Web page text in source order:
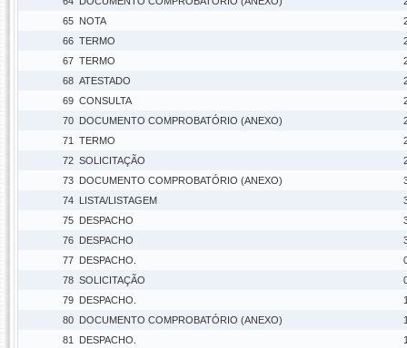
65 NOTA
66 TERMO
67 TERMO
68 ATESTADO
69 CONSULTA
70 DOCUMENTO COMPROBATÓRIO (ANEXO)
71
TERMO
72 SOLICITAÇÃO
73 DOCUMENTO COMPROBATÓRIO (ANEXO)
74 LISTA/LISTAGEM
75 DESPACHO
76 DESPACHO
77 DESPACHO.
78 SOLICITAÇÃO
79 DESPACHO.
80 DOCUMENTO COMPROBATÓRIO (ANEXO)
81
DESPACHO.